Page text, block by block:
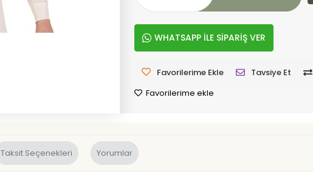
WHATSAPP İLE SİPARİŞ VER
Favorilerime Ekle Tavsiye Et
Favorilerime ekle
Taksit Seçenekleri Yorumlar